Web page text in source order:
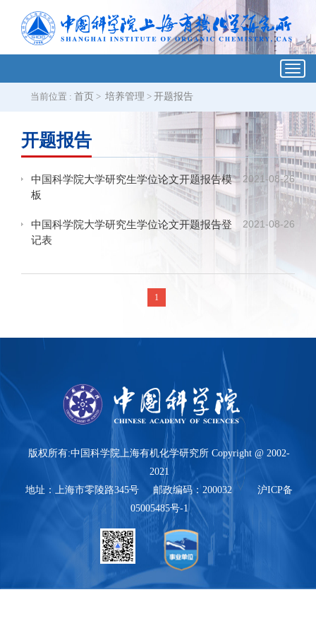
当前位置 : 首页 > 培养管理 > 开题报告
开题报告
2021-08-26
中国科学院大学研究生学位论文开题报告模
板
2021-08-26
中国科学院大学研究生学位论文开题报告登
记表
1
版权所有:中国科学院上海有机化学研究所 Copyright @ 2002-
2021
地址：上海市零陵路345号 邮政编码：200032 沪ICP备
05005485号-1